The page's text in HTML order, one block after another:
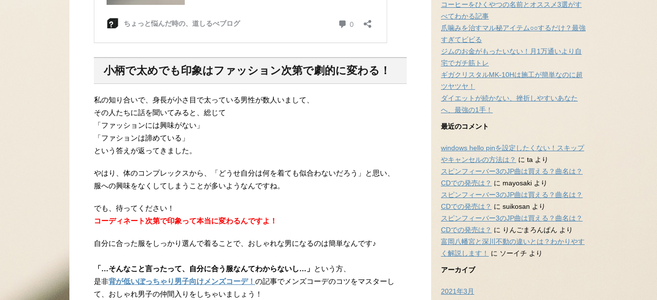
小柄で太めでも印象はファッション次第で劇的に変わる！
私の知り合いで、身長が小さ目で太っている男性が数人いまして、
その人たちに話を聞いてみると、総じて
「ファッションには興味がない」
「ファションは諦めている」
という答えが返ってきました。
やはり、体のコンプレックスから、「どうせ自分は何を着ても似合わないだろう」と思い、
服への興味をなくしてしまうことが多いようなんですね。
でも、待ってください！
コーディネート次第で印象って本当に変わるんですよ！
自分に合った服をしっかり選んで着ることで、おしゃれな男になるのは簡単なんです♪
「…そんなこと言ったって、自分に合う服なんてわからないし…」 という方、
是非背が低いぽっちゃり男子向けメンズコーデ！ の記事でメンズコーデのコツをマスターし
て、おしゃれ男子の仲間入りをしちゃいましょう！
コーヒーをひくやつの名前とオススメ3選がす
べてわかる記事
爪噛みを治すマル秘アイテム○○するだけ？最強
すぎてビビる
ジムのお金がもったいない！月1万通いより自
宅でガチ筋トレ
ギガクリスタルMK-10Hは施工が簡単なのに超
ツヤツヤ！
ダイエットが続かない、挫折しやすいあなた
へ、最強の1手！
最近のコメント
windows hello pinを設定したくない！スキップ
やキャンセルの方法は？ に ta より
スピンフィーバー3のJP曲は買える？曲名は？
CDでの発売は？ に mayosaki より
スピンフィーバー3のJP曲は買える？曲名は？
CDでの発売は？ に suikosan より
スピンフィーバー3のJP曲は買える？曲名は？
CDでの発売は？ に りんごまろんぱん より
富岡八幡宮と深川不動の違いとは？わかりやす
く解説します！
に ソーイチ より
アーカイブ
2021年3月